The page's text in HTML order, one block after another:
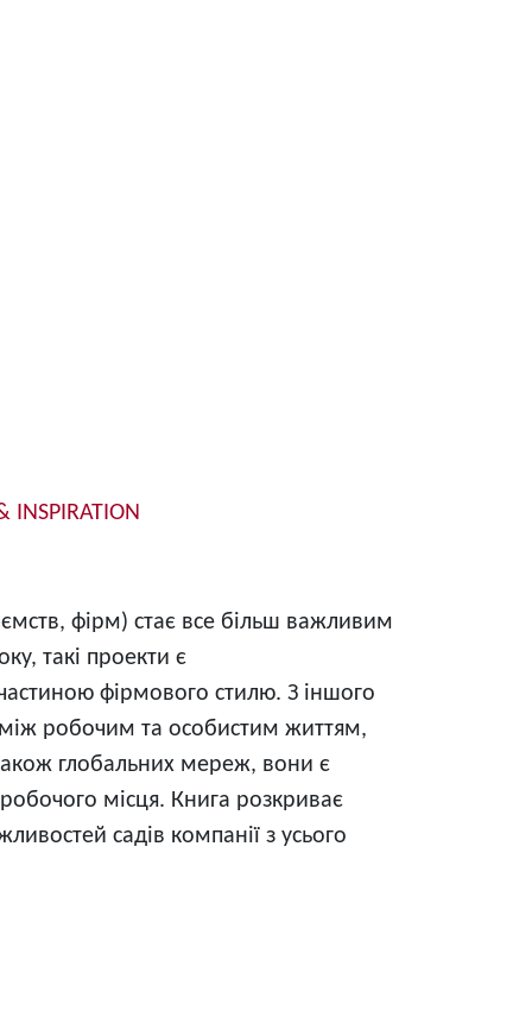
INSPIRATION
фірм) стає все більш важливим
такі проекти є
фірмового стилю. З іншого
між робочим та особистим життям,
глобальних мереж, вони є
місця. Книга розкриває
садів компанії з усього